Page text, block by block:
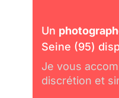
Un
Seine (95)
Je vous
discrétion et